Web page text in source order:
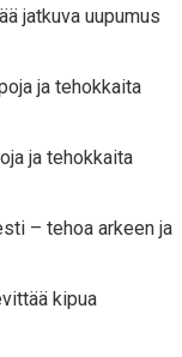
jatkuva uupumus
ja tehokkaita
ja tehokkaita
– tehoa arkeen ja
kipua